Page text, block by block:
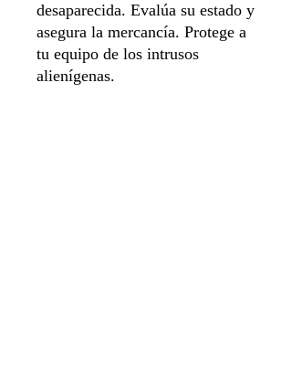
desaparecida. Evalúa su estado y
asegura la mercancía. Protege a
tu equipo de los intrusos
alienígenas.